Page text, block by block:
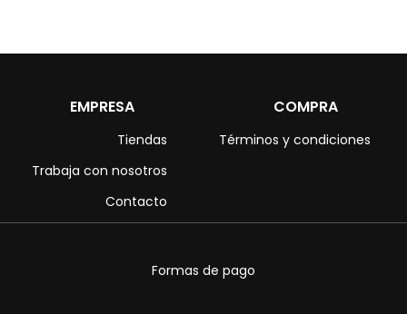
EMPRESA
Tiendas
Trabaja con nosotros
Contacto
COMPRA
Términos y condiciones
Formas de pago